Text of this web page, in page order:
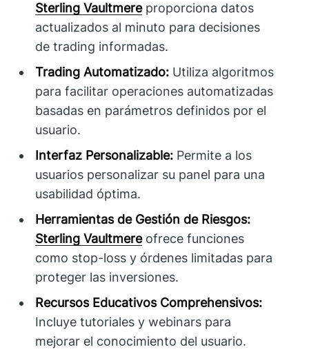
Sterling Vaultmereproporciona datos
actualizados al minuto para decisiones
de trading informadas.
Trading Automatizado: Utiliza algoritmos
para facilitar operaciones automatizadas
basadas en parámetros definidos por el
usuario.
Interfaz Personalizable: Permite a los
usuarios personalizar su panel para una
usabilidad óptima.
Herramientas de Gestión de Riesgos:
Sterling Vaultmereofrece funciones
como stop-loss y órdenes limitadas para
proteger las inversiones.
Recursos Educativos Comprehensivos:
Incluye tutoriales y webinars para
mejorar el conocimiento del usuario.